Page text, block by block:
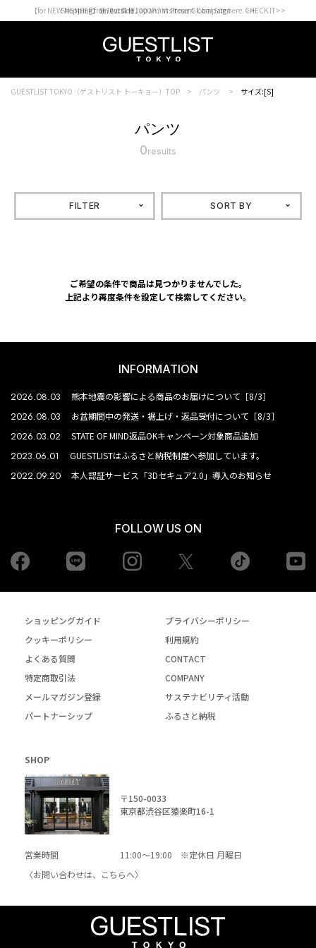
Shopping from outside Japan? Visit our Global Site here. >>
【for NEW MEMBER】新規会員様1000Point Present Campaign CHECK IT>>
GUESTLIST TOKYO（ゲストリスト トーキョー）TOP パンツ サイズ:[S]
パンツ
0results
FILTER SORT BY
ご希望の条件で商品は見つかりませんでした。
上記より再度条件を設定して検索してください。
INFORMATION
2026.08.03 熊本地震の影響による商品のお届けについて［8/3］
2026.08.03 お盆期間中の発送・裾上げ・返品受付について［8/3］
2026.03.02 STATE OF MIND返品OKキャンペーン対象商品追加
2023.06.01 GUESTLISTはふるさと納税制度へ参加しています。
2022.09.20 本人認証サービス「3Dセキュア2.0」導入のお知らせ
FOLLOW US ON
Facebook Instagram tiktok
ショッピングガイド
プライバシーポリシー
クッキーポリシー
利用規約
よくある質問
CONTACT
特定商取引法
COMPANY
メールマガジン登録
サステナビリティ活動
パートナーシップ
ふるさと納税
SHOP
〒150-0033
東京都渋谷区猿楽町16-1
営業時間
11:00～19:00 ※定休日 月曜日
〈お問い合わせは、
こちらへ〉